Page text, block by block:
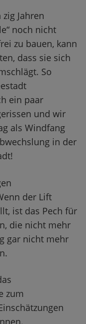
Jahren
noch nicht
zu bauen, kann
dass sie sich
So
ein paar
und wir
als Windfang
in der
der Lift
ist das Pech für
die nicht mehr
gar nicht mehr
zum